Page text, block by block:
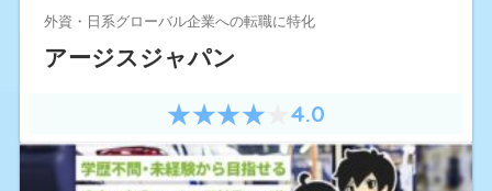
外資・日系グローバル企業への転職に特化
アージスジャパン
4.0